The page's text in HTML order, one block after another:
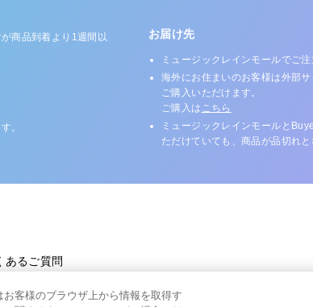
商品到着より1週間以
。
お届け先
ミュージックレインモールでご
海外にお住まいのお客様は外部
ご購入いただけます。
ご購入は こちら
ミュージックレインモールと
ただけていても、商品が品切れ
あるご質問
客様のブラウザ上から情報を取得す